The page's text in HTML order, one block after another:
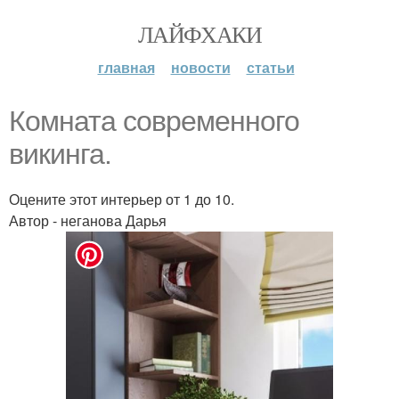
ЛАЙФХАКИ
главная новости статьи
Комната современного
викинга.
Оцените этот интерьер от 1 до 10.
Автор - неганова Дарья